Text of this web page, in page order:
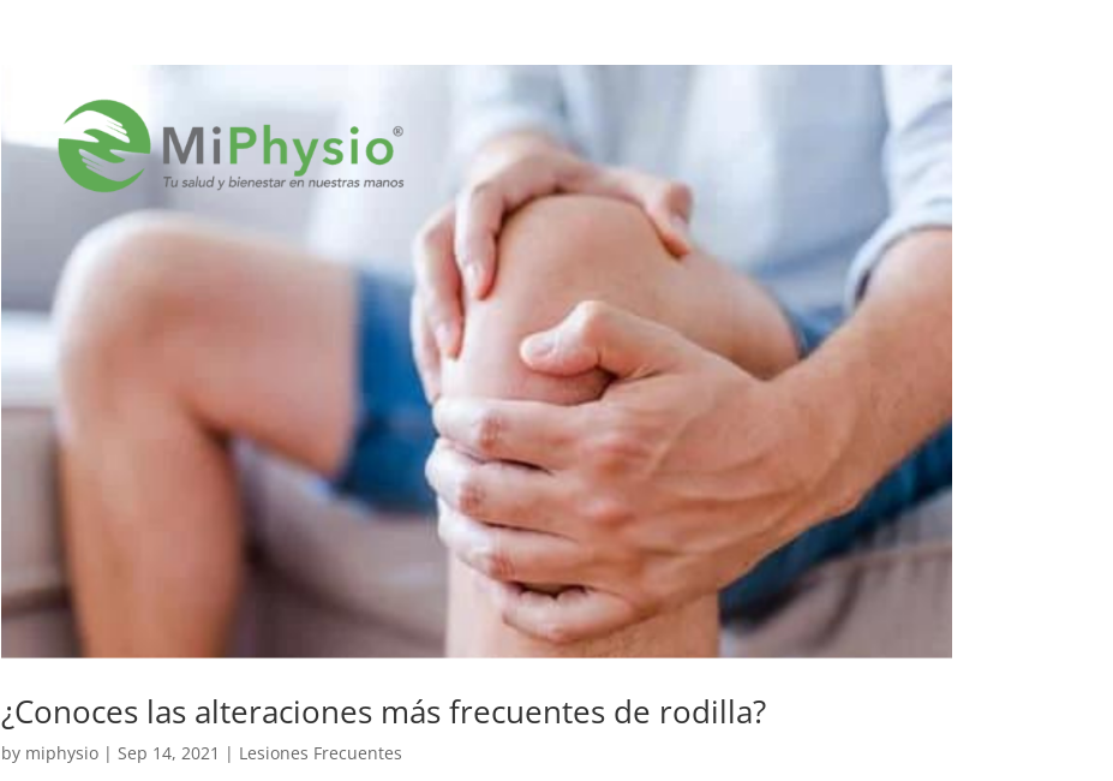
¿Conoces las alteraciones más frecuentes de rodilla?
by miphysio| Sep 14, 2021 | Lesiones Frecuentes